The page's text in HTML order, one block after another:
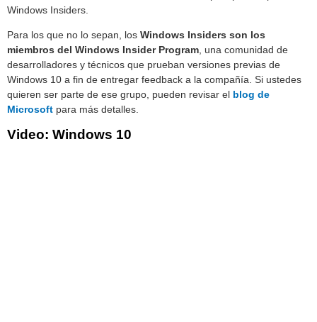
Windows Insiders.
Para los que no lo sepan, los Windows Insiders son los
miembros del Windows Insider Program , una comunidad de
desarrolladores y técnicos que prueban versiones previas de
Windows 10 a fin de entregar feedback a la compañía. Si ustedes
quieren ser parte de ese grupo, pueden revisar el blog de
Microsoft para más detalles.
Video: Windows 10